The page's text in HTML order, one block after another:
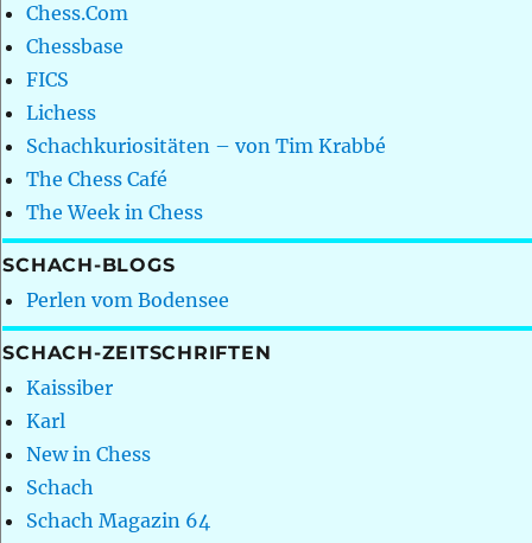
Chess.Com
Chessbase
FICS
Lichess
Schachkuriositäten – von Tim Krabbé
The Chess Café
The Week in Chess
SCHACH-BLOGS
Perlen vom Bodensee
SCHACH-ZEITSCHRIFTEN
Kaissiber
Karl
New in Chess
Schach
Schach Magazin 64